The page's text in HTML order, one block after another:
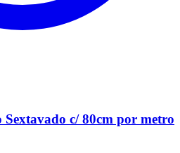
c/ 80cm por metro